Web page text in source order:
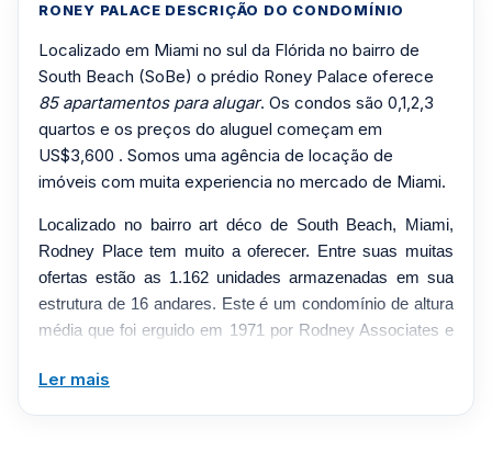
RONEY PALACE DESCRIÇÃO DO CONDOMÍNIO
Localizado em Miami no sul da Flórida no bairro de
South Beach (SoBe) o prédio Roney Palace oferece
85 apartamentos para alugar. Os condos são 0,1,2,3
quartos e os preços do aluguel começam em
US$3,600 . Somos uma agência de locação de
imóveis com muita experiencia no mercado de Miami.
Localizado no bairro art déco de South Beach, Miami,
Rodney Place tem muito a oferecer. Entre suas muitas
ofertas estão as 1.162 unidades armazenadas em sua
estrutura de 16 andares. Este é um condomínio de altura
média que foi erguido em 1971 por Rodney Associates e
apartamentos de 1, 2 e 3 quartos, bem como
Ler mais